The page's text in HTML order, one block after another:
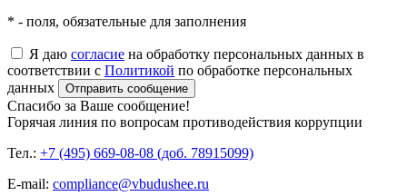
* - поля, обязательные для заполнения
Я даю согласие на обработку персональных данных в
соответствии с Политикой по обработке персональных
данных
Отправить сообщение
Спасибо за Ваше сообщение!
Горячая линия по вопросам противодействия коррупции
Тел.: +7 (495) 669-08-08 (доб. 78915099)
E-mail: compliance@vbudushee.ru